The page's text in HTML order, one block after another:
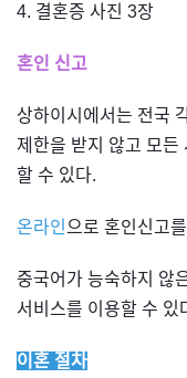
4. 결혼증 사진 3장
혼인 신고
상하이시에서는 전국
제한을 받지 않고 모든
할 수 있다.
온라인 으로 혼인신고
중국어가 능숙하지 않
서비스를 이용할 수 있
이혼 절차